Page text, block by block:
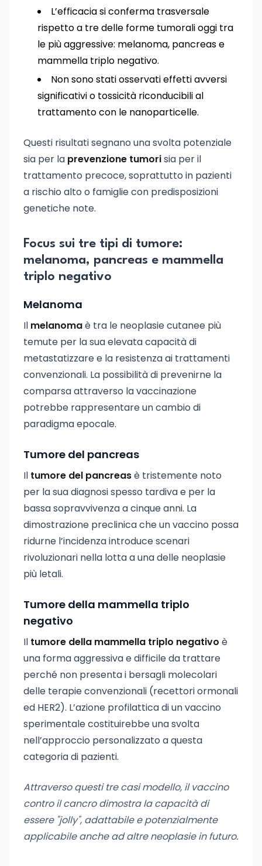
L’efficacia si conferma trasversale
rispetto a tre delle forme tumorali oggi tra
le più aggressive: melanoma, pancreas e
mammella triplo negativo.
Non sono stati osservati effetti avversi
significativi o tossicità riconducibili al
trattamento con le nanoparticelle.
Questi risultati segnano una svolta potenziale
sia per la prevenzione tumorisia per il
trattamento precoce, soprattutto in pazienti
a rischio alto o famiglie con predisposizioni
genetiche note.
Focus sui tre tipi di tumore:
melanoma, pancreas e mammella
triplo negativo
Melanoma
Il melanomaè tra le neoplasie cutanee più
temute per la sua elevata capacità di
metastatizzare e la resistenza ai trattamenti
convenzionali. La possibilità di prevenirne la
comparsa attraverso la vaccinazione
potrebbe rappresentare un cambio di
paradigma epocale.
Tumore del pancreas
Il tumore del pancreasè tristemente noto
per la sua diagnosi spesso tardiva e per la
bassa sopravvivenza a cinque anni. La
dimostrazione preclinica che un vaccino possa
ridurne l’incidenza introduce scenari
rivoluzionari nella lotta a una delle neoplasie
più letali.
Tumore della mammella triplo
negativo
Il tumore della mammella triplo negativo è
una forma aggressiva e difficile da trattare
perché non presenta i bersagli molecolari
delle terapie convenzionali (recettori ormonali
ed HER2). L’azione profilattica di un vaccino
sperimentale costituirebbe una svolta
nell’approccio personalizzato a questa
categoria di pazienti.
Attraverso questi tre casi modello, il vaccino
contro il cancro dimostra la capacità di
essere "jolly", adattabile e potenzialmente
applicabile anche ad altre neoplasie in futuro.